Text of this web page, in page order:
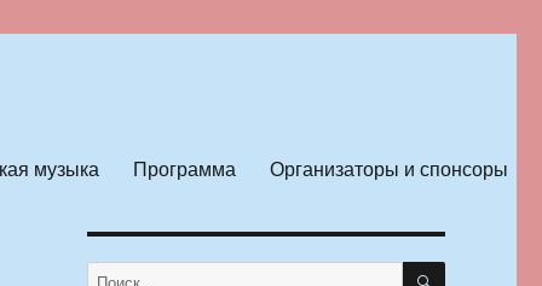
музыка Программа Организаторы и спонсоры
Искать: ПОИСК